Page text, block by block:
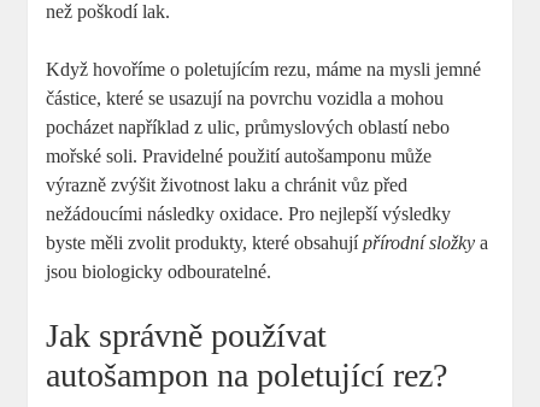
než poškodí lak.
Když hovoříme o poletujícím rezu, máme na mysli jemné
částice, které se usazují na povrchu vozidla a mohou
pocházet například z ulic, průmyslových oblastí nebo
mořské soli. Pravidelné použití autošamponu může
výrazně zvýšit životnost laku a chránit vůz před
nežádoucími následky oxidace. Pro nejlepší výsledky
byste měli zvolit produkty, které obsahujípřírodní složky a
jsou biologicky odbouratelné.
Jak správně používat
autošampon na poletující rez?